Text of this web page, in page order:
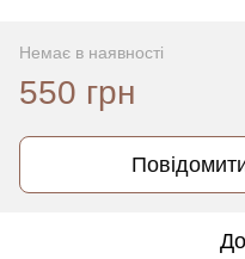
Немає в наявності
550 грн